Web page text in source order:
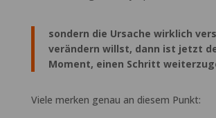
sondern die Ursache wirklich
verändern willst, dann ist jetzt
Moment, einen Schritt
Viele merken genau an diesem Punkt: